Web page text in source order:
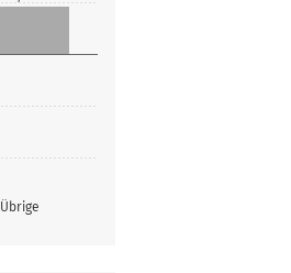
Übrige